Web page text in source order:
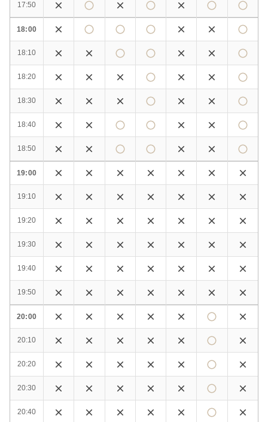
17:50
18:00
18:10
18:20
18:30
18:40
18:50
19:00
19:10
19:20
19:30
19:40
19:50
20:00
20:10
20:20
20:30
20:40